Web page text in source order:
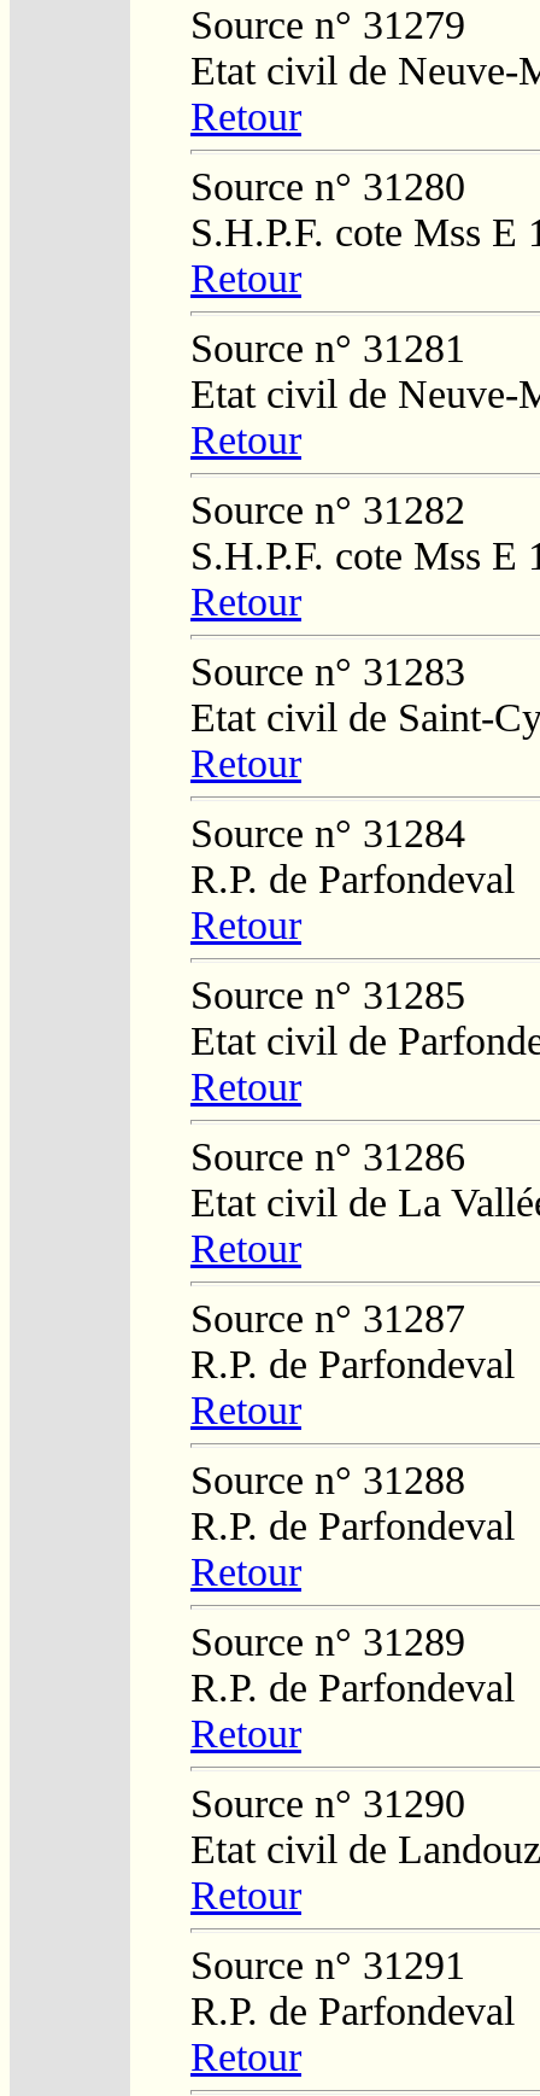
Source n° 31279
Etat civil de Neuve-
Retour
Source n° 31280
S.H.P.F. cote Mss E
Retour
Source n° 31281
Etat civil de Neuve-
Retour
Source n° 31282
S.H.P.F. cote Mss E
Retour
Source n° 31283
Etat civil de Saint-
Retour
Source n° 31284
R.P. de Parfondeval
Retour
Source n° 31285
Etat civil de
Retour
Source n° 31286
Etat civil de La
Retour
Source n° 31287
R.P. de Parfondeval
Retour
Source n° 31288
R.P. de Parfondeval
Retour
Source n° 31289
R.P. de Parfondeval
Retour
Source n° 31290
Etat civil de
Retour
Source n° 31291
R.P. de Parfondeval
Retour